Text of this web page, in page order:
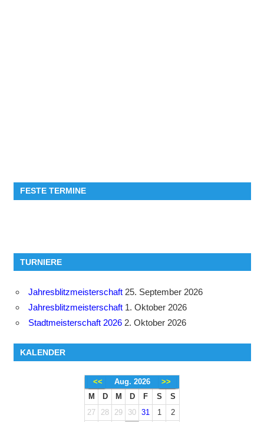
FESTE TERMINE
TURNIERE
Jahresblitzmeisterschaft 25. September 2026
Jahresblitzmeisterschaft 1. Oktober 2026
Stadtmeisterschaft 2026 2. Oktober 2026
KALENDER
<< Aug. 2026
>>
M
D M D F S
S
27
28 29 30 31 1
2